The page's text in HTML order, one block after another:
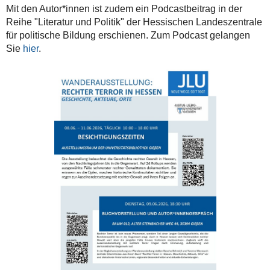
rechter
Gewalt
und
ihren
Mit den Autor*innen ist zudem ein Podcastbeitrag in der
Reihe "Literatur und Politik" der Hessischen Landeszentrale
für politische Bildung erschienen. Zum Podcast gelangen
Sie hier.